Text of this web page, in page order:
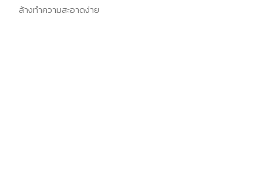
​​​​​​​ล้างทำความสะอาดง่าย